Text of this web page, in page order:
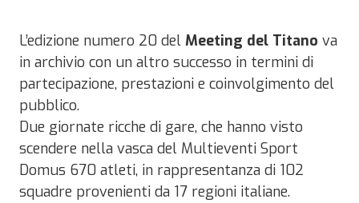
L’edizione numero 20 del Meeting del Titano va
in archivio con un altro successo in termini di
partecipazione, prestazioni e coinvolgimento del
pubblico.
Due giornate ricche di gare, che hanno visto
scendere nella vasca del Multieventi Sport
Domus 670 atleti, in rappresentanza di 102
squadre provenienti da 17 regioni italiane.